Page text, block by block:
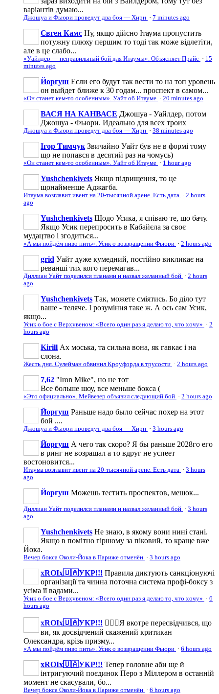
варіантів думаю...
Джошуа и Фьюри проведут два боя — Хирн · 7 minutes ago
Євген Камс Ну, якщо дійсно Ітаума пропустить
потужну плюху першим то тоді так може відлетіти,
але в це слабо...
«Уайлдер — неправильный бой для Итаумы». Объясняет Прайс · 15
minutes ago
Йоргуш Если его будут так вести то на топ уровень
он выйдет ближе к 30 годам... проспект в самом...
«Он станет кем-то особенным». Уайт об Итауме · 20 minutes ago
ВАСЯ НА КАНВАСЕ Джошуа - Уайлдер, потом
Джошуа - Фьюри. Идеально для всех троих
Джошуа и Фьюри проведут два боя — Хирн · 38 minutes ago
Ігор Тимчук Звичайно Уайт був не в формі тому
що не попався в десятий раз на чомусь)
«Он станет кем-то особенным». Уайт об Итауме · 1 hour ago
Yushchenkivets Якщо підвищення, то це
щонайменше Аджагба.
Итаума возглавит ивент на 20-тысячной арене. Есть дата · 2 hours
ago
Yushchenkivets Щодо Усика, я співаю те, що бачу.
Якщо Усик перепросить в Кабайєла за своє
мудацтво і згодиться...
«А мы пойдём пиво пить». Усик о возвращении Фьюри · 2 hours ago
grid Уайт дуже кумедний, постійно викликає на
реванші тих кого перемагав...
Диллиан Уайт поделился планами и назвал желанный бой · 2 hours
ago
Yushchenkivets Так, можете сміятись. Бо діло тут
ваше - теляче. І розуміння таке ж. А ось сам Усик,
якщо...
Усик о бое с Верхувеном: «Всего один раз я делаю то, что хочу» · 2
hours ago
Kirill Ах моська, та сильна вона, як гавкає і на
слона.
Жесть дня. Сулейман обвинил Кроуфорда в трусости · 2 hours ago
7,62 "Iron Mike", но не тот
Все больше шоу, все меньше бокса (
«Это официально». Мейвезер объявил следующий бой · 2 hours ago
Йоргуш Раньше надо было сейчас похер на этот
бой ....
Джошуа и Фьюри проведут два боя — Хирн · 3 hours ago
Йоргуш А чего так скоро? Я бы раньше 2028го его
в ринг не возращал а то вдруг не успеет
востоновится...
Итаума возглавит ивент на 20-тысячной арене. Есть дата · 3 hours
ago
Йоргуш Можешь тестить проспектов, мешок...
Диллиан Уайт поделился планами и назвал желанный бой · 3 hours
ago
Yushchenkivets Не знаю, в якому вони нині стані.
Якщо в помітно гіршому за піковий, то краще вже
Йока.
Вечер бокса Околи-Йока в Париже отменён · 3 hours ago
xROIx🇺🇦УКР!!! Правила диктують санкціонуючі
організації та чинна поточна система профі-боксу з
усіма її вадами...
Усик о бое с Верхувеном: «Всего один раз я делаю то, что хочу» · 6
hours ago
xROIx🇺🇦УКР!!! 🤦🏻‍♂️Я вкотре пересвідчився, що
ви, як досвідчений скажений критикан
Олександра, крізь призму...
«А мы пойдём пиво пить». Усик о возвращении Фьюри · 6 hours ago
xROIx🇺🇦УКР!!! Тепер головне аби ще й
інтригуючий поєдинок Перо з Міллером в останній
момент не скасували, бо...
Вечер бокса Околи-Йока в Париже отменён · 6 hours ago